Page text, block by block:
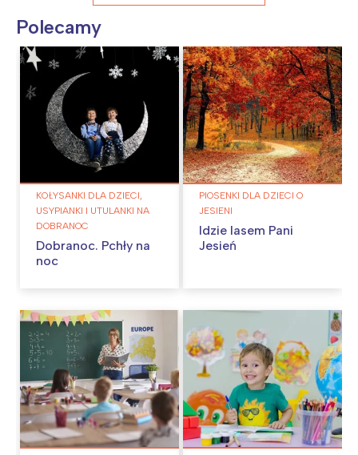
Polecamy
KOŁYSANKI DLA DZIECI,
USYPIANKI I UTULANKI NA
DOBRANOC
Dobranoc. Pchły na
noc
PIOSENKI DLA DZIECI O
JESIENI
Idzie lasem Pani
Jesień